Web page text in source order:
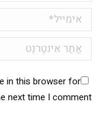
אימייל *
אֲתַר אִינטֶרנֶט
in this browser for
next time I comment.